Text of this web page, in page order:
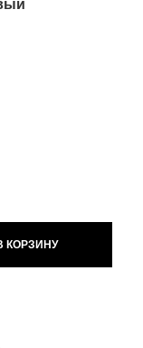
КОРЗИНУ